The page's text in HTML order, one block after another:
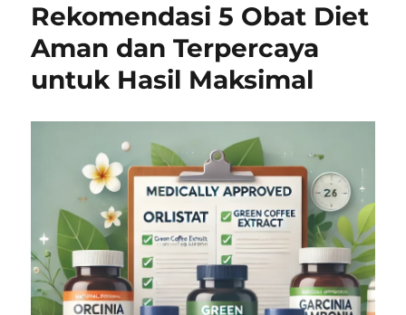
Rekomendasi 5 Obat Diet
Aman dan Terpercaya
untuk Hasil Maksimal